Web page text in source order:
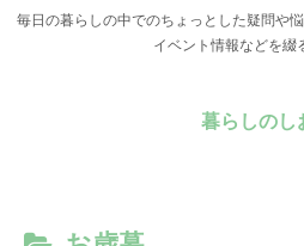
毎日の暮らしの中でのちょっとした疑問や
イベント情報などを綴
暮らしのし